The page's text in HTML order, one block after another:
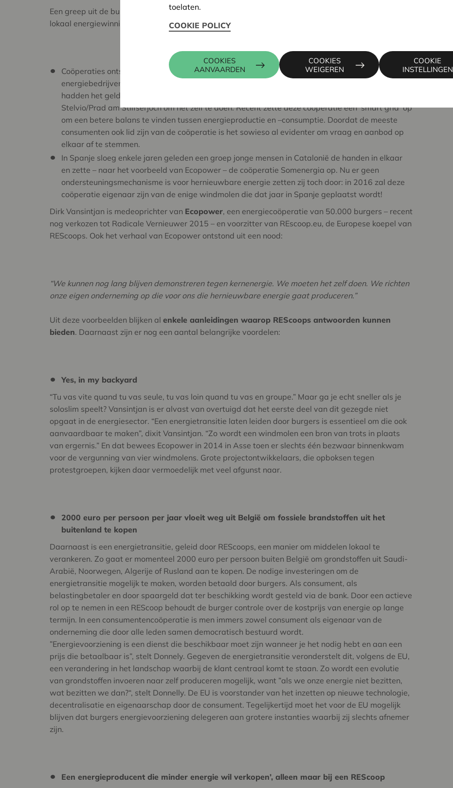
Een greep uit de burgergroeperingen die eigen kapitaal samenbrengen om te investeren in een
lokaal energiewinningproject:
Coöperaties ontstaan bij uitstek waar er nood is. In 1920 waren er in Zuid-Tirol geen Italiaanse
energiebedrijven die wilden investeren om in die aparte regio energie te brengen. De gemeenten
hadden het geld niet en daarop besloten burgers, zoals bv. die van het dorp Prato allo
Stelvio/Prad am Stilfserjoch om het zelf te doen. Recent zette deze coöperatie een ‘smart grid’ op
om een betere balans te vinden tussen energieproductie en –consumptie. Doordat de meeste
consumenten ook lid zijn van de coöperatie is het sowieso al evidenter om vraag en aanbod op
elkaar af te stemmen.
In Spanje sloeg enkele jaren geleden een groep jonge mensen in Catalonië de handen in elkaar
en zette – naar het voorbeeld van Ecopower – de coöperatie Somenergia op. Nu er geen
ondersteuningsmechanisme is voor hernieuwbare energie zetten zij toch door: in 2016 zal deze
coöperatie eigenaar zijn van de enige windmolen die dat jaar in Spanje geplaatst wordt!
Dirk Vansintjan is medeoprichter van Ecopower, een energiecoöperatie van 50.000 burgers – recent
nog verkozen tot Radicale Vernieuwer 2015 – en voorzitter van REscoop.eu, de Europese koepel van
REScoops. Ook het verhaal van Ecopower ontstond uit een nood:
“We kunnen nog lang blijven demonstreren tegen kernenergie. We moeten het zelf doen. We richten
onze eigen onderneming op die voor ons die hernieuwbare energie gaat produceren.”
Uit deze voorbeelden blijken al enkele aanleidingen waarop REScoops antwoorden kunnen
bieden. Daarnaast zijn er nog een aantal belangrijke voordelen:
Yes, in my backyard
“Tu vas vite quand tu vas seule, tu vas loin quand tu vas en groupe.” Maar ga je echt sneller als je
soloslim speelt? Vansintjan is er alvast van overtuigd dat het eerste deel van dit gezegde niet
opgaat in de energiesector. “Een energietransitie laten leiden door burgers is essentieel om die ook
aanvaardbaar te maken”, dixit Vansintjan. “Zo wordt een windmolen een bron van trots in plaats
van ergernis.” En dat bewees Ecopower in 2014 in Asse toen er slechts één bezwaar binnenkwam
voor de vergunning van vier windmolens. Grote projectontwikkelaars, die opboksen tegen
protestgroepen, kijken daar vermoedelijk met veel afgunst naar.
2000 euro per persoon per jaar vloeit weg uit België om fossiele brandstoffen uit het
buitenland te kopen
Daarnaast is een energietransitie, geleid door REScoops, een manier om middelen lokaal te
verankeren. Zo gaat er momenteel 2000 euro per persoon buiten België om grondstoffen uit Saudi-
Arabië, Noorwegen, Algerije of Rusland aan te kopen. De nodige investeringen om de
energietransitie mogelijk te maken, worden betaald door burgers. Als consument, als
belastingbetaler en door spaargeld dat ter beschikking wordt gesteld via de bank. Door een actieve
rol op te nemen in een REScoop behoudt de burger controle over de kostprijs van energie op lange
termijn. In een consumentencoöperatie is men immers zowel consument als eigenaar van de
onderneming die door alle leden samen democratisch bestuurd wordt.
”Energievoorziening is een dienst die beschikbaar moet zijn wanneer je het nodig hebt en aan een
prijs die betaalbaar is”, stelt Donnely. Gegeven de energietransitie veronderstelt dit, volgens de EU,
een verandering in het landschap waarbij de klant centraal komt te staan. Zo wordt een evolutie
van grondstoffen invoeren naar zelf produceren mogelijk, want ”als we onze energie niet bezitten,
wat bezitten we dan?“, stelt Donnelly. De EU is voorstander van het inzetten op nieuwe technologie,
decentralisatie en eigenaarschap door de consument. Tegelijkertijd moet het voor de EU mogelijk
blijven dat burgers energievoorziening delegeren aan grotere instanties waarbij zij slechts afnemer
zijn.
Een energieproducent die minder energie wil verkopen’, alleen maar bij een REScoop
toelaten.
COOKIE POLICY
COOKIES
AANVAARDEN
COOKIES
WEIGEREN
COOKIE
INSTELLINGEN